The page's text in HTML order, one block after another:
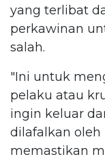
yang terlibat
perkawinan
salah.
"Ini untuk
pelaku atau
ingin keluar
dilafalkan oleh
memastikan